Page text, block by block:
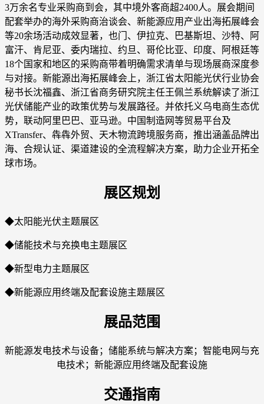
3万余名专业采购商到会，其中境外客商超2400人。展会期间
配套举办的海外采购商治谈会、新能源应用产业出海拓展峰会
等20余场活动成效显著，也门、伊拉克、巴基斯坦、沙特、阿
富汗、肯尼亚、委内瑞拉、约旦、哥伦比亚、印度、阿根廷等
18个国家和地区的采购商带着明确需求清单与现场展商深度参
与对接。新能源出海拓展峰会上，浙江省太阳能光伏行业协会
秘书长沈福鑫、浙江省商务研究院主任王佩兰系统解读了浙江
光伏储能产业的政策优势与发展路径。并依托义乌电商生态优
势，联动阿里巴巴、亚马逊。中国制造网等贸易平台及
XTransfer、犇犇外贸、天木物流跨境服务商，推出涵盖品牌出
海、合规认证、渠道建设的全流程解决方案，助力企业开拓全
球市场。
展区规划
◆太阳能光伏主题展区
◆储能技术与充换电主题展区
◆新型电力主题展区
◆新能源应用终端及配套设施主题展区
展品范围
新能源发电技术与设备；储能系统与解决方案；智能电网与充
电技术；新能源应用终端及配套设施
交通指南